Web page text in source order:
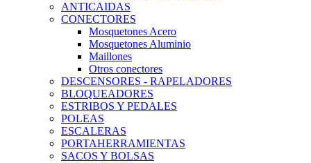
ANTICAIDAS
CONECTORES
Mosquetones Acero
Mosquetones Aluminio
Maillones
Otros conectores
DESCENSORES - RAPELADORES
BLOQUEADORES
ESTRIBOS Y PEDALES
POLEAS
ESCALERAS
PORTAHERRAMIENTAS
SACOS Y BOLSAS